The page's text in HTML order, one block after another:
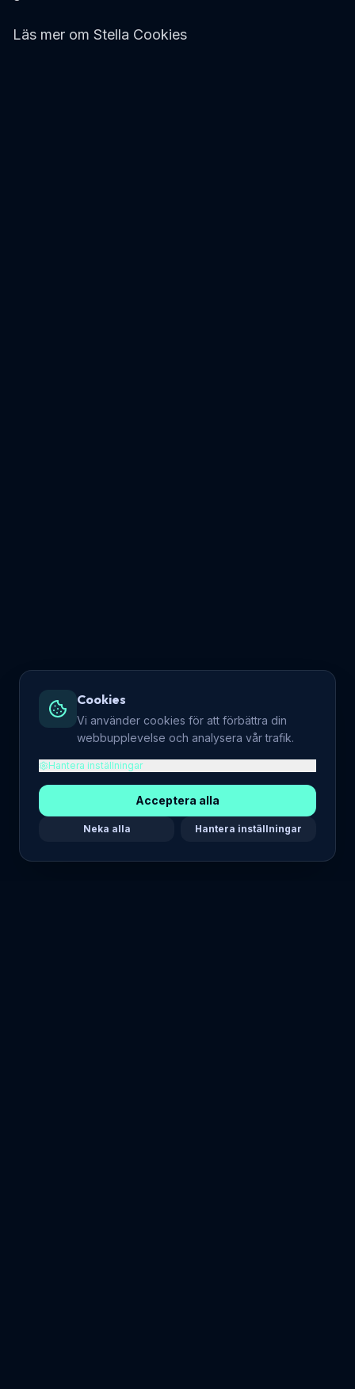
Läs mer om Stella Cookies
Cookies
Vi använder cookies för att förbättra din
webbupplevelse och analysera vår trafik.
Hantera inställningar
Acceptera alla
Neka alla Hantera inställningar